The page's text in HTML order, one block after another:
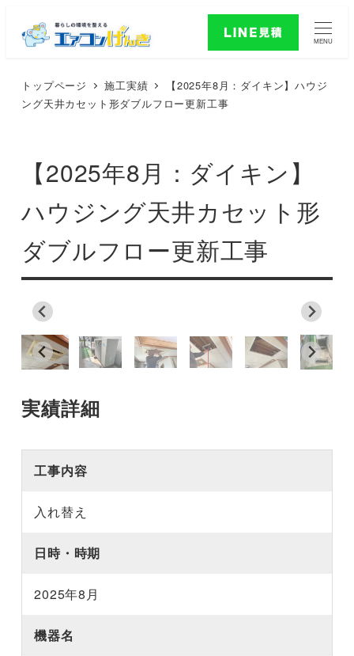
MENU
トップページ 施工実績
【2025年8月：ダイキン】ハウジ
ング天井カセット形ダブルフロー更新工事
【2025年8月：ダイキン】
ハウジング天井カセット形
ダブルフロー更新工事
実績詳細
工事内容
入れ替え
日時・時期
2025年8月
機器名